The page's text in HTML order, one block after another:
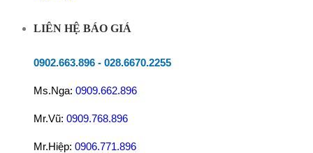
LIÊN HỆ BÁO GIÁ
0902.663.896 - 028.6670.2255
Ms.Nga: 0909.662.896
Mr.Vũ: 0909.768.896
Mr.Hiệp: 0906.771.896